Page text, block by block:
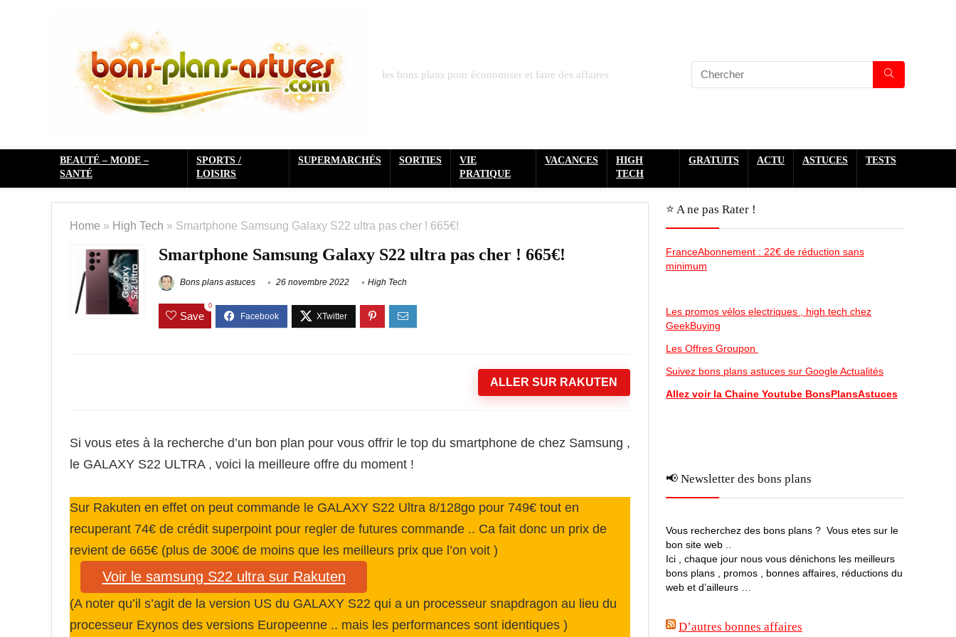
les bons plans pour économiser et faire des affaires
BEAUTÉ – MODE –
SANTÉ
SPORTS /
LOISIRS
SUPERMARCHÉS SORTIES
VIE
PRATIQUE
VACANCES
HIGH
TECH
GRATUITS ACTU ASTUCES TESTS
Home » High Tech » Smartphone Samsung Galaxy S22 ultra pas cher ! 665€!
Smartphone Samsung Galaxy S22 ultra pas cher ! 665€!
Bons plans astuces 26 novembre 2022 High Tech
Save
0
ALLER SUR RAKUTEN
Si vous etes à la recherche d’un bon plan pour vous offrir le top du smartphone de chez Samsung ,
le GALAXY S22 ULTRA , voici la meilleure offre du moment !
Sur Rakuten en effet on peut commande le GALAXY S22 Ultra 8/128go pour 749€ tout en
recuperant 74€ de crédit superpoint pour regler de futures commande .. Ca fait donc un prix de
revient de 665€ (plus de 300€ de moins que les meilleurs prix que l’on voit )
Voir le samsung S22 ultra sur Rakuten
(A noter qu’il s’agit de la version US du GALAXY S22 qui a un processeur snapdragon au lieu du
processeur Exynos des versions Europeenne .. mais les performances sont identiques )
⭐️ A ne pas Rater !
FranceAbonnement : 22€ de réduction sans
minimum
Les promos vélos electriques , high tech chez
GeekBuying
Les Offres Groupon
Suivez bons plans astuces sur Google Actualités
Allez voir la Chaine Youtube BonsPlansAstuces
📢 Newsletter des bons plans
Vous recherchez des bons plans ? Vous etes sur le
bon site web ..
Ici , chaque jour nous vous dénichons les meilleurs
bons plans , promos , bonnes affaires, réductions du
web et d’ailleurs …
D’autres bonnes affaires